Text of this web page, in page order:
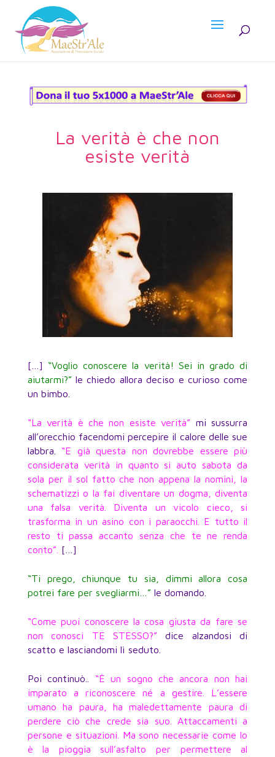
La verità è che non
esiste verità
[…] “Voglio conoscere la verità! Sei in grado di
aiutarmi?”le chiedo allora deciso e curioso come
un bimbo.
“La verità è che non esiste verità” mi sussurra
all’orecchio facendomi percepire il calore delle sue
labbra. “E già questa non dovrebbe essere più
considerata verità in quanto si auto sabota da
sola per il sol fatto che non appena la nomini, la
schematizzi o la fai diventare un dogma, diventa
una falsa verità. Diventa un vicolo cieco, si
trasforma in un asino con i paraocchi. E tutto il
resto ti passa accanto senza che te ne renda
conto”. […]
“Ti prego, chiunque tu sia, dimmi allora cosa
potrei fare per svegliarmi…”le domando.
“Come puoi conoscere la cosa giusta da fare se
non conosci TE STESSO?” dice alzandosi di
scatto e lasciandomi lì seduto.
Poi continuò.. “È un sogno che ancora non hai
imparato a riconoscere né a gestire. L’essere
umano ha paura, ha maledettamente paura di
perdere ciò che crede sia suo. Attaccamenti a
persone e situazioni. Ma sono necessarie come lo
è la pioggia sull’asfalto per permettere al